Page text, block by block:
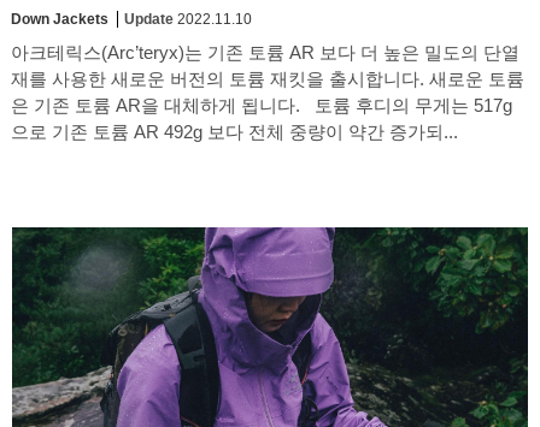
Down Jackets Update 2022.11.10
아크테릭스(Arc’teryx)는 기존 토륨 AR 보다 더 높은 밀도의 단열
재를 사용한 새로운 버전의 토륨 재킷을 출시합니다. 새로운 토륨
은 기존 토륨 AR을 대체하게 됩니다. 토륨 후디의 무게는 517g
으로 기존 토륨 AR 492g 보다 전체 중량이 약간 증가되...